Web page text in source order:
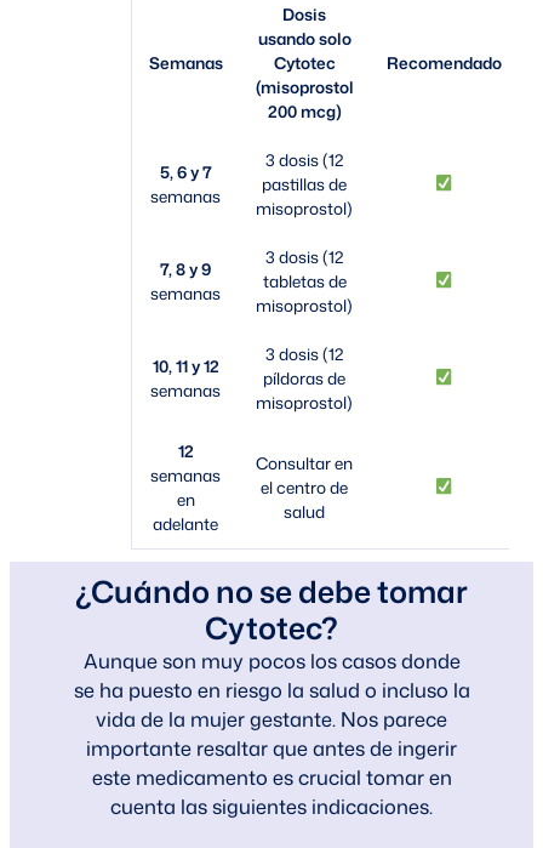
Semanas
Dosis
usando solo
Cytotec
(misoprostol
200 mcg)
Recomendado
5, 6 y 7
semanas
3 dosis (12
pastillas de
misoprostol)
7, 8 y 9
semanas
3 dosis (12
tabletas de
misoprostol)
10, 11 y 12
semanas
3 dosis (12
píldoras de
misoprostol)
12
semanas
en
adelante
Consultar en
el centro de
salud
¿Cuándo no se debe tomar
Cytotec?
Aunque son muy pocos los casos donde
se ha puesto en riesgo la salud o incluso la
vida de la mujer gestante. Nos parece
importante resaltar que antes de ingerir
este medicamento es crucial tomar en
cuenta las siguientes indicaciones.